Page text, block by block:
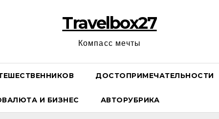
Travelbox27
Компасс мечты
ДОСТОПРИМЕЧАТЕЛЬНОСТИ
И БИЗНЕС АВТОРУБРИКА